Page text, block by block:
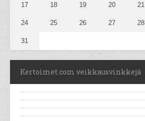
17 18 19 20 21
24 25 26 27 28
31
Kertoimet.com veikkausvinkkejä